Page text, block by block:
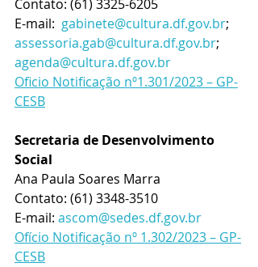
Contato: (61) 3325-6205
E-mail: gabinete@cultura.df.gov.br;
assessoria.gab@cultura.df.gov.br;
agenda@cultura.df.gov.br
Oficio Notificação nº1.301/2023 – GP-
CESB
Secretaria de Desenvolvimento
Social
Ana Paula Soares Marra
Contato: (61) 3348-3510
E-mail: ascom@sedes.df.gov.br
Ofício Notificação nº 1.302/2023 – GP-
CESB